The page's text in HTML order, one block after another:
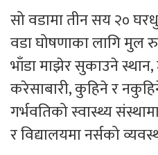
सो वडामा तीन सय २०
वडा घोषणाका लागि मुल
भाँडा माझेर सुकाउने
करेसाबारी, कुहिने र
गर्भवतिको स्वास्थ्य
र विद्यालयमा नर्सको